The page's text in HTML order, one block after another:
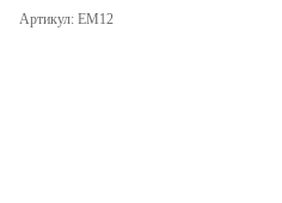
Артикул: EM12